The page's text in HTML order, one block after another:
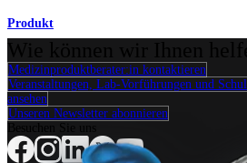
Produkt
Medizinproduktberater:in kontaktieren
Veranstaltungen, Lab-Vorführungen und
ansehen
Unseren Newsletter abonnieren